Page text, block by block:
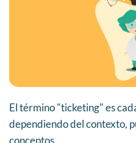
El término "ticketing" es
dependiendo del contexto,